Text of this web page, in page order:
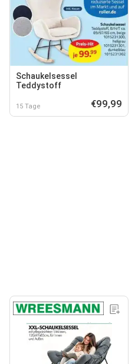
Schaukelsessel
Teddystoff
15 Tage €99,99